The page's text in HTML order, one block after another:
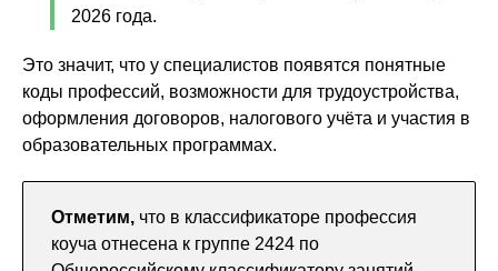
2026 года.
Это значит, что у специалистов появятся понятные
коды профессий, возможности для трудоустройства,
оформления договоров, налогового учёта и участия в
образовательных программах.
Отметим, что в классификаторе профессия
коуча отнесена к группе 2424 по